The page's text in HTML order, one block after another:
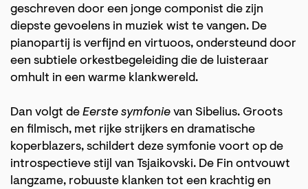
geschreven door een jonge componist die zijn
diepste gevoelens in muziek wist te vangen. De
pianopartij is verfijnd en virtuoos, ondersteund door
een subtiele orkestbegeleiding die de luisteraar
omhult in een warme klankwereld.
Dan volgt de Eerste symfonie van Sibelius. Groots
en filmisch, met rijke strijkers en dramatische
koperblazers, schildert deze symfonie voort op de
introspectieve stijl van Tsjaikovski. De Fin ontvouwt
langzame, robuuste klanken tot een krachtig en